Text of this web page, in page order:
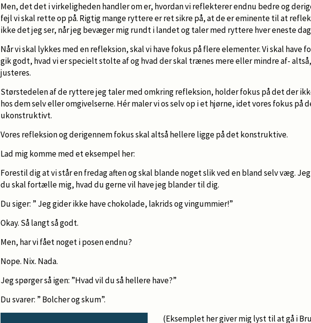
Men, det det i virkeligheden handler om er, hvordan vi reflekterer endnu bedre og
fejl vi skal rette op på. Rigtig mange ryttere er ret sikre på, at de er eminente til at
ikke det jeg ser, når jeg bevæger mig rundt i landet og taler med ryttere hver eneste
Når vi skal lykkes med en refleksion, skal vi have fokus på flere elementer. Vi skal have
gik godt, hvad vi er specielt stolte af og hvad der skal trænes mere eller mindre af-
justeres.
Størstedelen af de ryttere jeg taler med omkring refleksion, holder fokus på det der
hos dem selv eller omgivelserne. Hér maler vi os selv op i et hjørne, idet vores fokus på
ukonstruktivt.
Vores refleksion og derigennem fokus skal altså hellere ligge på det konstruktive.
Lad mig komme med et eksempel her:
Forestil dig at vi står en fredag aften og skal blande noget slik ved en bland selv væg.
du skal fortælle mig, hvad du gerne vil have jeg blander til dig.
Du siger: ” Jeg gider ikke have chokolade, lakrids og vingummier!”
Okay. Så langt så godt.
Men, har vi fået noget i posen endnu?
Nope. Nix. Nada.
Jeg spørger så igen: ”Hvad vil du så hellere have?”
Du svarer: ” Bolcher og skum”.
(Eksemplet her giver mig lyst til at gå i